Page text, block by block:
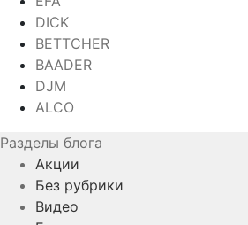
DICK
BETTCHER
BAADER
DJM
ALCO
Разделы блога
Акции
Без рубрики
Видео